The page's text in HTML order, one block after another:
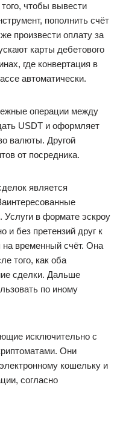
чтобы вывести
пополнить счёт
произвести оплату за
карты дебетового
где конвертация в
автоматически.
операции между
USDT и оформляет
валюты. Другой
от посредника.
является
в формате эскроу
и без претензий друг к
на временный счёт. Она
того, как оба
сделки. Дальше
по иному
исключительно с
Они
кошельку и
согласно